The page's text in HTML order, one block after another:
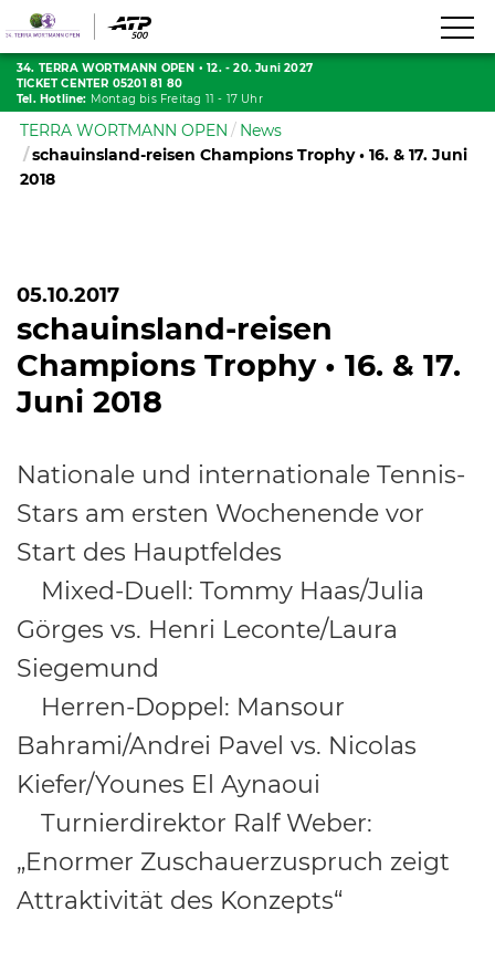
34. TERRA WORTMANN OPEN • 12. - 20. Juni 2027
TICKET CENTER 05201 81 80
Tel. Hotline: Montag bis Freitag 11 - 17 Uhr
TERRA WORTMANN OPEN
News
schauinsland-reisen Champions Trophy • 16. & 17. Juni
2018
05.10.2017
schauinsland-reisen
Champions Trophy • 16. & 17.
Juni 2018
Nationale und internationale Tennis-
Stars am ersten Wochenende vor
Start des Hauptfeldes
Mixed-Duell: Tommy Haas/Julia
Görges vs. Henri Leconte/Laura
Siegemund
Herren-Doppel: Mansour
Bahrami/Andrei Pavel vs. Nicolas
Kiefer/Younes El Aynaoui
Turnierdirektor Ralf Weber:
„Enormer Zuschauerzuspruch zeigt
Attraktivität des Konzepts“